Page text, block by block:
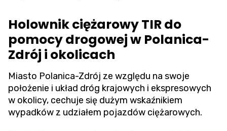
Holownik ciężarowy TIR do
pomocy drogowej w Polanica-
Zdrój i okolicach
Miasto Polanica-Zdrój ze względu na swoje
położenie i układ dróg krajowych i ekspresowych
w okolicy, cechuje się dużym wskaźnikiem
wypadków z udziałem pojazdów ciężarowych.